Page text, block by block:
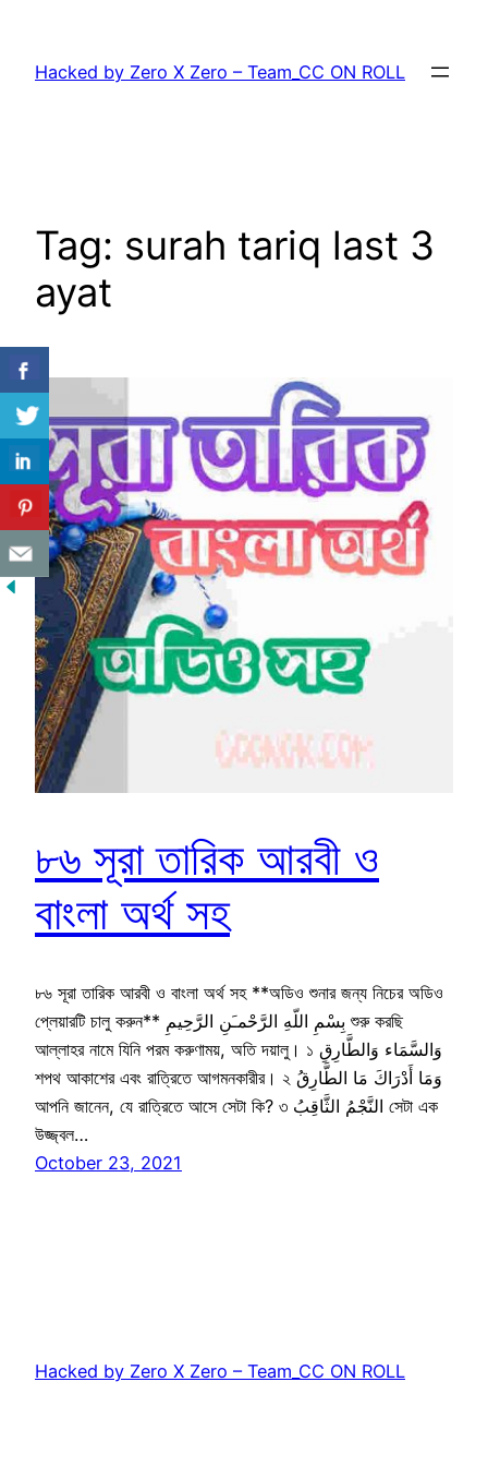
content
Hacked by Zero X Zero – Team_CC ON ROLL
Tag: surah tariq last 3
ayat
৮৬ সূরা তারিক আরবী ও
বাংলা অর্থ সহ
৮৬ সূরা তারিক আরবী ও বাংলা অর্থ সহ **অডিও শুনার জন্য নিচের অডিও
প্লেয়ারটি চালু করুন** بِسْمِ اللّهِ الرَّحْمـَنِ الرَّحِيمِ শুরু করছি
আল্লাহর নামে যিনি পরম করুণাময়, অতি দয়ালু। ১ وَالسَّمَاء وَالطَّارِقِ
শপথ আকাশের এবং রাত্রিতে আগমনকারীর। ২ وَمَا أَدْرَاكَ مَا الطَّارِقُ
আপনি জানেন, যে রাত্রিতে আসে সেটা কি? ৩ النَّجْمُ الثَّاقِبُ সেটা এক
উজ্জ্বল…
October 23, 2021
Hacked by Zero X Zero – Team_CC ON ROLL